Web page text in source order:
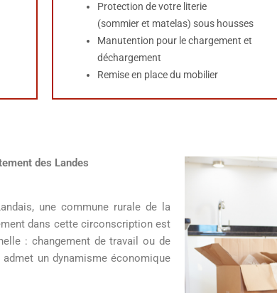
Protection de votre literie
(sommier et matelas) sous housses
Manutention pour le chargement et
déchargement
Remise en place du mobilier
des Landes
une commune rurale de la
dans cette circonscription est
: changement de travail ou de
admet un dynamisme économique